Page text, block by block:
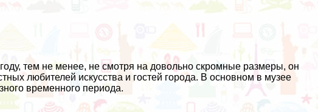
тем не менее, не смотря на довольно скромные размеры, он
любителей искусства и гостей города. В основном в музее
временного периода.